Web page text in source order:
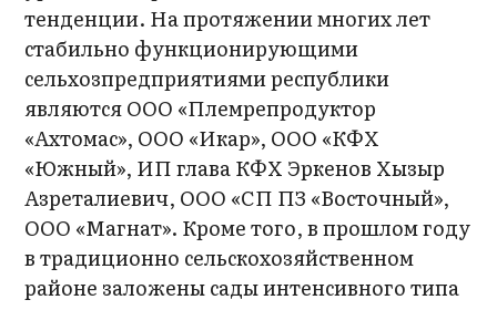
тенденции. На протяжении многих лет
стабильно функционирующими
сельхозпредприятиями республики
являются ООО «Племрепродуктор
«Ахтомас», ООО «Икар», ООО «КФХ
«Южный», ИП глава КФХ Эркенов Хызыр
Азреталиевич, ООО «СП ПЗ «Восточный»,
ООО «Магнат». Кроме того, в прошлом году
в традиционно сельскохозяйственном
районе заложены сады интенсивного типа